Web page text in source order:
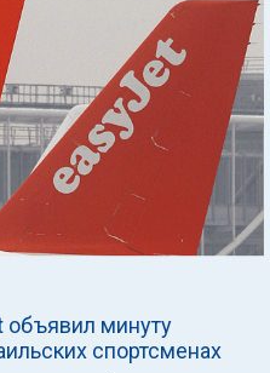
объявил минуту
спортсменах